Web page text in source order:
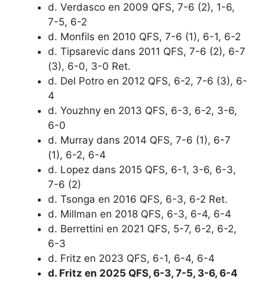
d. Verdasco en 2009 QFS, 7-6 (2), 1-6,
7-5, 6-2
d. Monfils en 2010 QFS, 7-6 (1), 6-1, 6-2
d. Tipsarevic dans 2011 QFS, 7-6 (2), 6-7
(3), 6-0, 3-0 Ret.
d. Del Potro en 2012 QFS, 6-2, 7-6 (3), 6-
4
d. Youzhny en 2013 QFS, 6-3, 6-2, 3-6,
6-0
d. Murray dans 2014 QFS, 7-6 (1), 6-7
(1), 6-2, 6-4
d. Lopez dans 2015 QFS, 6-1, 3-6, 6-3,
7-6 (2)
d. Tsonga en 2016 QFS, 6-3, 6-2 Ret.
d. Millman en 2018 QFS, 6-3, 6-4, 6-4
d. Berrettini en 2021 QFS, 5-7, 6-2, 6-2,
6-3
d. Fritz en 2023 QFS, 6-1, 6-4, 6-4
d. Fritz en 2025 QFS, 6-3, 7-5, 3-6, 6-4